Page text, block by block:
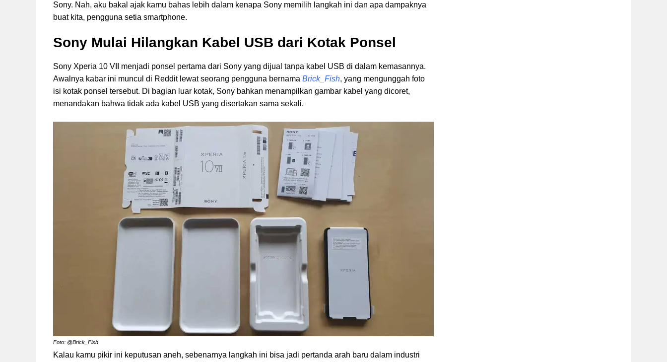
Sony. Nah, aku bakal ajak kamu bahas lebih dalam kenapa Sony memilih langkah ini dan apa dampaknya
buat kita, pengguna setia smartphone.
Sony Mulai Hilangkan Kabel USB dari Kotak Ponsel
Sony Xperia 10 VII menjadi ponsel pertama dari Sony yang dijual tanpa kabel USB di dalam kemasannya.
Awalnya kabar ini muncul di Reddit lewat seorang pengguna bernama Brick_Fish, yang mengunggah foto
isi kotak ponsel tersebut. Di bagian luar kotak, Sony bahkan menampilkan gambar kabel yang dicoret,
menandakan bahwa tidak ada kabel USB yang disertakan sama sekali.
Foto: @Brick_Fish
Kalau kamu pikir ini keputusan aneh, sebenarnya langkah ini bisa jadi pertanda arah baru dalam industri